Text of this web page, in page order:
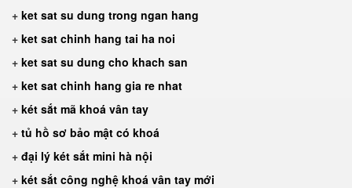
+ ket sat su dung trong ngan hang
+ ket sat chinh hang tai ha noi
+ ket sat su dung cho khach san
+ ket sat chinh hang gia re nhat
+ két sắt mã khoá vân tay
+ tủ hồ sơ bảo mật có khoá
+ đại lý két sắt mini hà nội
+ két sắt công nghệ khoá vân tay mới